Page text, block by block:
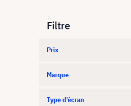
Filtre
Prix
Marque
Type d'écran